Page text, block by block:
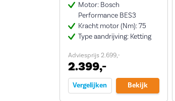
Motor: Bosch
Performance BES3
Kracht motor (Nm): 75
Type aandrijving: Ketting
Adviesprijs 2.699,-
2.399,-
Vergelijken Bekijk